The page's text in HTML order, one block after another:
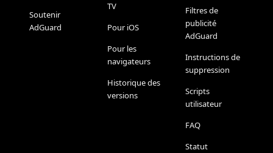
Soutenir
AdGuard
TV
Pour iOS
Pour les
navigateurs
Historique des
versions
Filtres de
publicité
AdGuard
Instructions de
suppression
Scripts
utilisateur
FAQ
Statut